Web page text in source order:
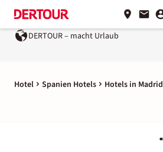
DERTOUR – macht Urlaub
Hotel Spanien Hotels Hotels in Madrid